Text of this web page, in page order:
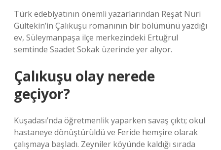
Türk edebiyatının önemli yazarlarından Reşat Nuri
Gültekin’in Çalıkuşu romanının bir bölümünü yazdığı
ev, Süleymanpaşa ilçe merkezindeki Ertuğrul
semtinde Saadet Sokak üzerinde yer alıyor.
Çalıkuşu olay nerede
geçiyor?
Kuşadası’nda öğretmenlik yaparken savaş çıktı; okul
hastaneye dönüştürüldü ve Feride hemşire olarak
çalışmaya başladı. Zeyniler köyünde kaldığı sırada